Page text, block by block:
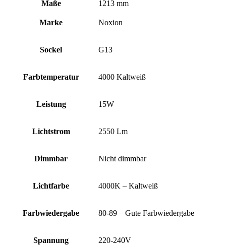
Maße 1213 mm
Marke Noxion
Sockel G13
Farbtemperatur 4000 Kaltweiß
Leistung 15W
Lichtstrom 2550 Lm
Dimmbar Nicht dimmbar
Lichtfarbe 4000K – Kaltweiß
Farbwiedergabe 80-89 – Gute Farbwiedergabe
Spannung 220-240V